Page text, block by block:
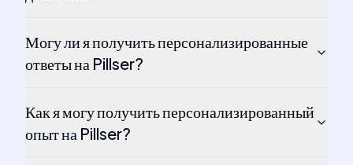
Могу ли я получить персонализированные
ответы на Pillser?
Как я могу получить персонализированный
опыт на Pillser?